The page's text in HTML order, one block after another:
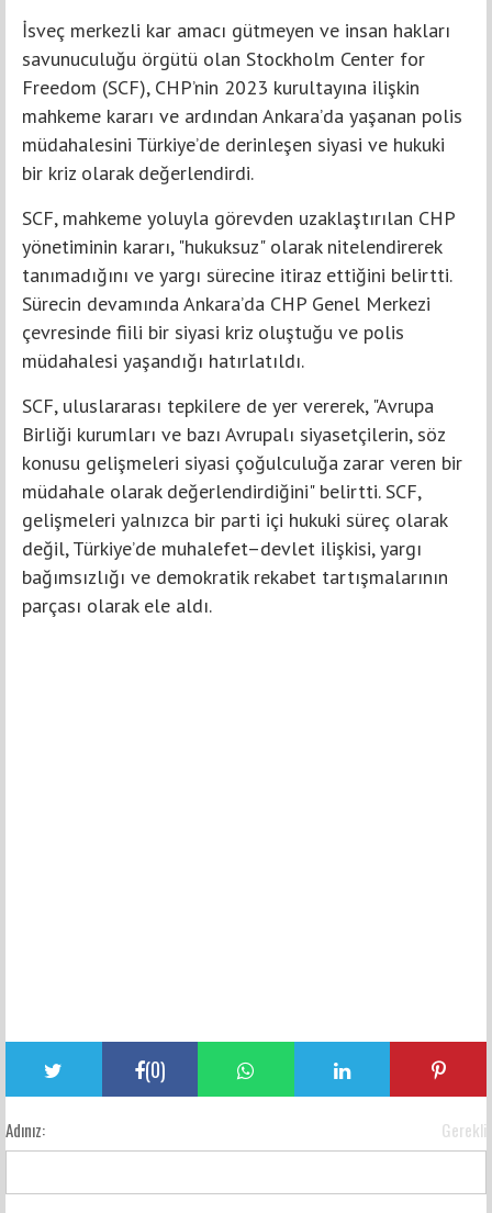
İsveç merkezli kar amacı gütmeyen ve insan hakları
savunuculuğu örgütü olan Stockholm Center for
Freedom (SCF), CHP’nin 2023 kurultayına ilişkin
mahkeme kararı ve ardından Ankara’da yaşanan polis
müdahalesini Türkiye’de derinleşen siyasi ve hukuki
bir kriz olarak değerlendirdi.
SCF, mahkeme yoluyla görevden uzaklaştırılan CHP
yönetiminin kararı, "hukuksuz" olarak nitelendirerek
tanımadığını ve yargı sürecine itiraz ettiğini belirtti.
Sürecin devamında Ankara’da CHP Genel Merkezi
çevresinde fiili bir siyasi kriz oluştuğu ve polis
müdahalesi yaşandığı hatırlatıldı.
SCF, uluslararası tepkilere de yer vererek, "Avrupa
Birliği kurumları ve bazı Avrupalı siyasetçilerin, söz
konusu gelişmeleri siyasi çoğulculuğa zarar veren bir
müdahale olarak değerlendirdiğini" belirtti. SCF,
gelişmeleri yalnızca bir parti içi hukuki süreç olarak
değil, Türkiye’de muhalefet–devlet ilişkisi, yargı
bağımsızlığı ve demokratik rekabet tartışmalarının
parçası olarak ele aldı.
(0)
Adınız: Gerekli